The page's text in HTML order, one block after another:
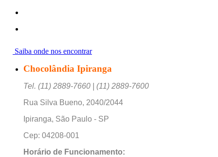
Saiba onde nos encontrar
Chocolândia Ipiranga
Tel. (11) 2889-7660 | (11) 2889-7600
Rua Silva Bueno, 2040/2044
Ipiranga, São Paulo - SP
Cep: 04208-001
Horário de Funcionamento: